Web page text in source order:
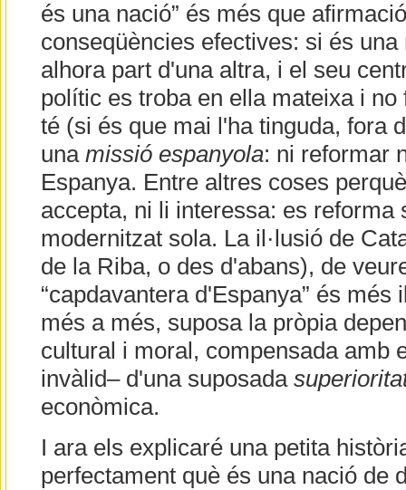
és una nació” és més que
conseqüències efectives: si és
alhora part d'una altra, i el seu
polític es troba en ella mateixa i no
té (si és que mai l'ha tinguda, fora
una missió espanyola: ni reformar
Espanya. Entre altres coses
accepta, ni li interessa: es reforma
modernitzat sola. La il·lusió de
de la Riba, o des d'abans), de
“capdavantera d'Espanya” és més
més a més, suposa la pròpia
cultural i moral, compensada amb
invàlid– d'una suposada
econòmica.
I ara els explicaré una petita
perfectament què és una nació de